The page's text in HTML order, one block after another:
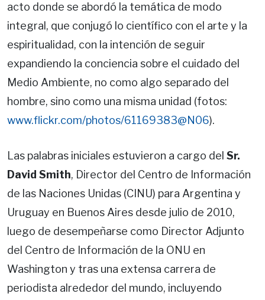
acto donde se abordó la temática de modo
integral, que conjugó lo científico con el arte y la
espiritualidad, con la intención de seguir
expandiendo la conciencia sobre el cuidado del
Medio Ambiente, no como algo separado del
hombre, sino como una misma unidad (fotos:
www.flickr.com/photos/61169383@N06).
Las palabras iniciales estuvieron a cargo del Sr.
David Smith, Director del Centro de Información
de las Naciones Unidas (CINU) para Argentina y
Uruguay en Buenos Aires desde julio de 2010,
luego de desempeñarse como Director Adjunto
del Centro de Información de la ONU en
Washington y tras una extensa carrera de
periodista alrededor del mundo, incluyendo